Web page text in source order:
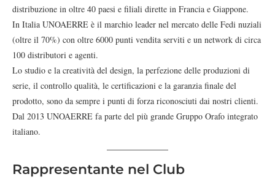
distribuzione in oltre 40 paesi e filiali dirette in Francia e Giappone.
In Italia UNOAERRE è il marchio leader nel mercato delle Fedi nuziali
(oltre il 70%) con oltre 6000 punti vendita serviti e un network di circa
100 distributori e agenti.
Lo studio e la creatività del design, la perfezione delle produzioni di
serie, il controllo qualità, le certificazioni e la garanzia finale del
prodotto, sono da sempre i punti di forza riconosciuti dai nostri clienti.
Dal 2013 UNOAERRE fa parte del più grande Gruppo Orafo integrato
italiano.
Rappresentante nel Club